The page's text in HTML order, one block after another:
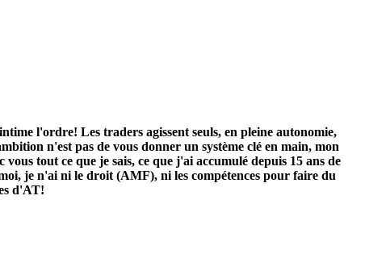
l'ordre! Les traders agissent seuls, en pleine autonomie,
n'est pas de vous donner un système clé en main, mon
tout ce que je sais, ce que j'ai accumulé depuis 15 ans de
je n'ai ni le droit (AMF), ni les compétences pour faire du
d'AT!